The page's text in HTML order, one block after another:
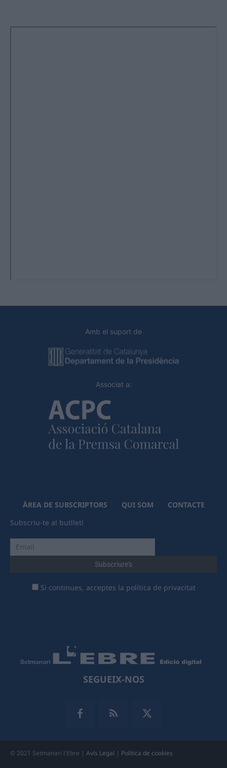
Amb el suport de
Associat a:
ÀREA DE SUBSCRIPTORS QUI SOM
CONTACTE
Subscriu-te al butlletí
Si continues, acceptes la política de privacitat
SEGUEIX-NOS
© 2021 Setmanari l'Ebre | Avís Legal | Política de cookies